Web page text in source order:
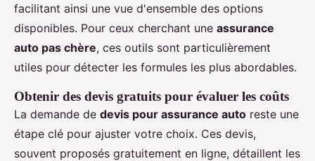
facilitant ainsi une vue d'ensemble des options
disponibles. Pour ceux cherchant une assurance
auto pas chère, ces outils sont particulièrement
utiles pour détecter les formules les plus abordables.
Obtenir des devis gratuits pour évaluer les coûts
La demande de devis pour assurance auto reste une
étape clé pour ajuster votre choix. Ces devis,
souvent proposés gratuitement en ligne, détaillent les